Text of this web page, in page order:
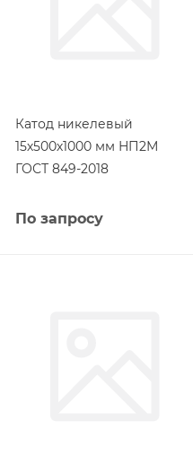
Катод никелевый
15х500х1000 мм НП2М
ГОСТ 849-2018
По запросу